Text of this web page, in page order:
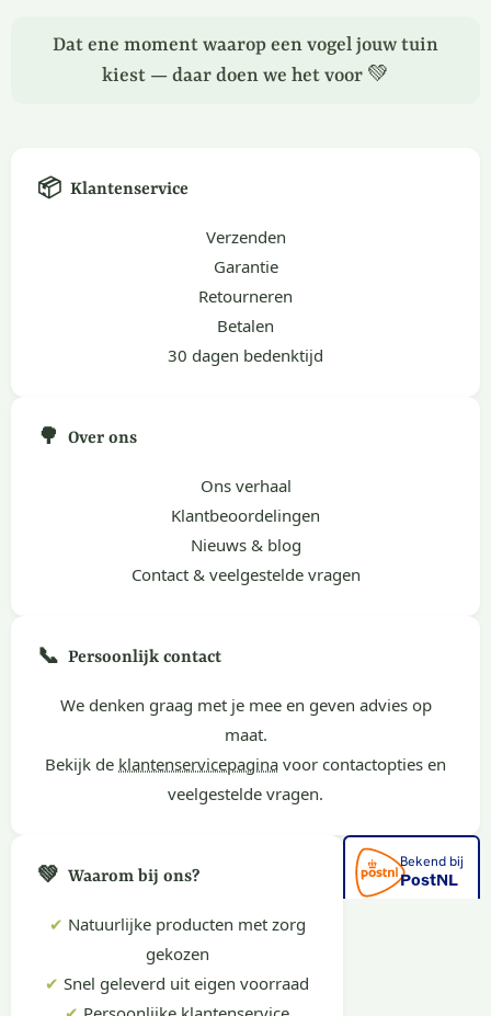
Dat ene moment waarop een vogel jouw tuin
kiest — daar doen we het voor 💚
📦 Klantenservice
Verzenden
Garantie
Retourneren
Betalen
30 dagen bedenktijd
🌳 Over ons
Ons verhaal
Klantbeoordelingen
Nieuws & blog
Contact & veelgestelde vragen
📞 Persoonlijk contact
We denken graag met je mee en geven advies op
maat.
Bekijk de klantenservicepagina voor contactopties en
veelgestelde vragen.
💚 Waarom bij ons?
✔ Natuurlijke producten met zorg
gekozen
✔ Snel geleverd uit eigen voorraad